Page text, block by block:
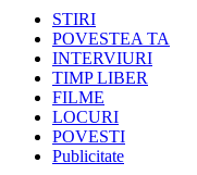
STIRI
POVESTEA TA
INTERVIURI
TIMP LIBER
FILME
LOCURI
POVESTI
Publicitate